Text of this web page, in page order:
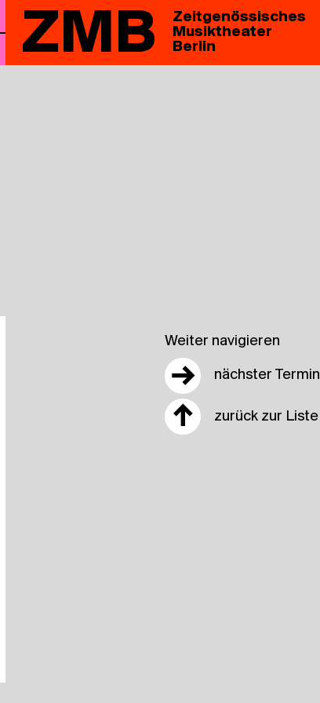
ZMB
Zeitgenössisches
Musiktheater
Berlin
Weiter navigieren
→ nächster Termin
↑ zurück zur Liste